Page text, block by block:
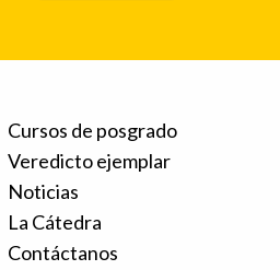
Cursos de posgrado
Veredicto ejemplar
Noticias
La Cátedra
Contáctanos